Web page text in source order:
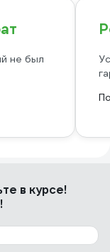
не был
в курсе!